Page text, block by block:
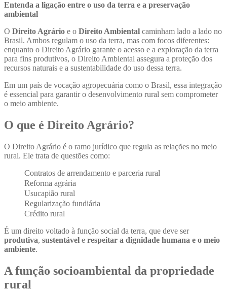
Entenda a ligação entre o uso da terra e a preservação
ambiental
O Direito Agrário e o Direito Ambiental caminham lado a lado no
Brasil. Ambos regulam o uso da terra, mas com focos diferentes:
enquanto o Direito Agrário garante o acesso e a exploração da terra
para fins produtivos, o Direito Ambiental assegura a proteção dos
recursos naturais e a sustentabilidade do uso dessa terra.
Em um país de vocação agropecuária como o Brasil, essa integração
é essencial para garantir o desenvolvimento rural sem comprometer
o meio ambiente.
O que é Direito Agrário?
O Direito Agrário é o ramo jurídico que regula as relações no meio
rural. Ele trata de questões como:
Contratos de arrendamento e parceria rural
Reforma agrária
Usucapião rural
Regularização fundiária
Crédito rural
É um direito voltado à função social da terra, que deve ser
produtiva, sustentável e respeitar a dignidade humana e o meio
ambiente.
A função socioambiental da propriedade
rural